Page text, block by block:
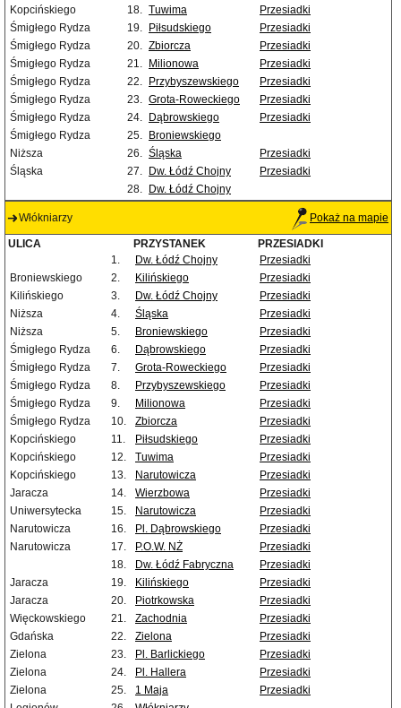
Kopcińskiego
18. Tuwima
Przesiadki
Śmigłego Rydza
19. Piłsudskiego
Przesiadki
Śmigłego Rydza
20. Zbiorcza
Przesiadki
Śmigłego Rydza
21. Milionowa
Przesiadki
Śmigłego Rydza
22. Przybyszewskiego
Przesiadki
Śmigłego Rydza
23. Grota-Roweckiego
Przesiadki
Śmigłego Rydza
24. Dąbrowskiego
Przesiadki
Śmigłego Rydza
25.
Broniewskiego
Niższa
26. Śląska
Przesiadki
Śląska
27. Dw. Łódź Chojny
Przesiadki
28.
Dw. Łódź Chojny
Włókniarzy Pokaż na mapie
ULICA PRZYSTANEK
PRZESIADKI
1.
Dw. Łódź Chojny
Przesiadki
Broniewskiego
2. Kilińskiego
Przesiadki
Kilińskiego
3. Dw. Łódź Chojny
Przesiadki
Niższa
4. Śląska
Przesiadki
Niższa
5. Broniewskiego
Przesiadki
Śmigłego Rydza
6. Dąbrowskiego
Przesiadki
Śmigłego Rydza
7. Grota-Roweckiego
Przesiadki
Śmigłego Rydza
8. Przybyszewskiego
Przesiadki
Śmigłego Rydza
9. Milionowa
Przesiadki
Śmigłego Rydza
10. Zbiorcza
Przesiadki
Kopcińskiego
11. Piłsudskiego
Przesiadki
Kopcińskiego
12. Tuwima
Przesiadki
Kopcińskiego
13. Narutowicza
Przesiadki
Jaracza
14. Wierzbowa
Przesiadki
Uniwersytecka
15. Narutowicza
Przesiadki
Narutowicza
16. Pl. Dąbrowskiego
Przesiadki
Narutowicza
17. P.O.W. NŻ
Przesiadki
18.
Dw. Łódź Fabryczna
Przesiadki
Jaracza
19. Kilińskiego
Przesiadki
Jaracza
20. Piotrkowska
Przesiadki
Więckowskiego
21. Zachodnia
Przesiadki
Gdańska
22. Zielona
Przesiadki
Zielona
23. Pl. Barlickiego
Przesiadki
Zielona
24. Pl. Hallera
Przesiadki
Zielona
25. 1 Maja
Przesiadki